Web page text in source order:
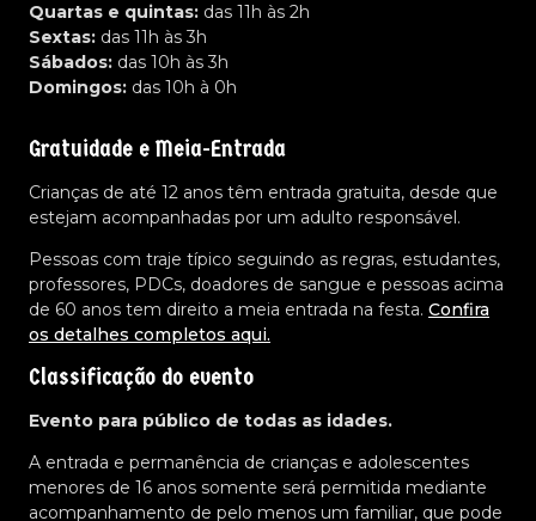
Quartas e quintas: das 11h às 2h
Sextas: das 11h às 3h
Sábados: das 10h às 3h
Domingos: das 10h à 0h
Gratuidade e Meia-Entrada
Crianças de até 12 anos têm entrada gratuita, desde que
estejam acompanhadas por um adulto responsável.
Pessoas com traje típico seguindo as regras, estudantes,
professores, PDCs, doadores de sangue e pessoas acima
de 60 anos tem direito a meia entrada na festa. Confira
os detalhes completos aqui.
Classificação do evento
Evento para público de todas as idades.
A entrada e permanência de crianças e adolescentes
menores de 16 anos somente será permitida mediante
acompanhamento de pelo menos um familiar, que pode